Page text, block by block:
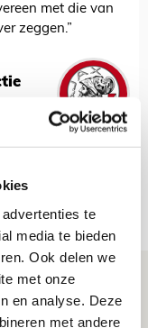
te
media te bieden
Ook delen we
met onze
en analyse. Deze
met andere
met die van
zeggen.”